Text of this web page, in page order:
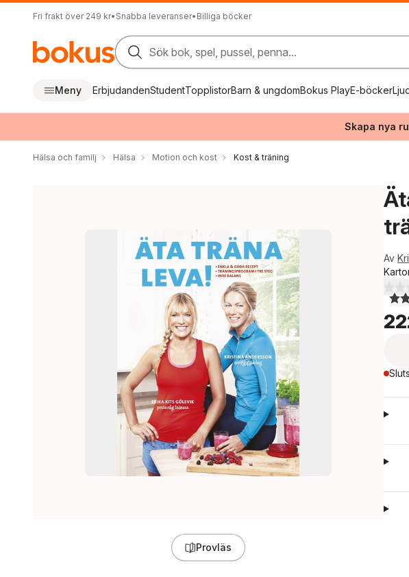
Fri frakt över 249 kr• Snabba leveranser• Billiga böcker
Sök bok, spel, pussel, penna...
Meny ErbjudandenStudentTopplistorBarn & ungdomBokus PlayE-böcker
Skapa nya
Hälsa och familj Hälsa Motion och kost Kost & träning
Provläs
Av
4,4